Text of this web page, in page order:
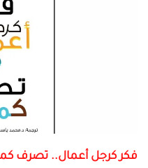
فكر كرجل أعمال.. تصرف